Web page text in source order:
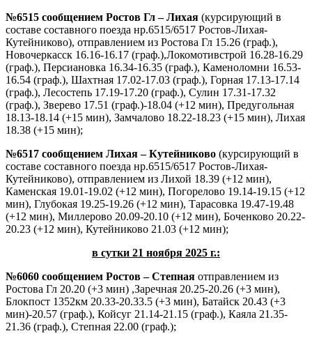
№6515 сообщением Ростов Гл – Лихая (курсирующий в
составе составного поезда нр.6515/6517 Ростов-Лихая-
Кутейниково), отправлением из Ростова Гл 15.26 (граф.),
Новочеркасск 16.16-16.17 (граф.),Локомотивстрой 16.28-16.29
(граф.), Персиановка 16.34-16.35 (граф.), Каменоломни 16.53-
16.54 (граф.), Шахтная 17.02-17.03 (граф.), Горная 17.13-17.14
(граф.), Лесостепь 17.19-17.20 (граф.), Сулин 17.31-17.32
(граф.), Зверево 17.51 (граф.)-18.04 (+12 мин), Предугольная
18.13-18.14 (+15 мин), Замчалово 18.22-18.23 (+15 мин), Лихая
18.38 (+15 мин);
№6517 сообщением Лихая – Кутейниково (курсирующий в
составе составного поезда нр.6515/6517 Ростов-Лихая-
Кутейниково), отправлением из Лихой 18.39 (+12 мин),
Каменская 19.01-19.02 (+12 мин), Погорелово 19.14-19.15 (+12
мин), Глубокая 19.25-19.26 (+12 мин), Тарасовка 19.47-19.48
(+12 мин), Миллерово 20.09-20.10 (+12 мин), Боченково 20.22-
20.23 (+12 мин), Кутейниково 21.03 (+12 мин);
в сутки 21 ноября 2025 г.:
№6060 сообщением Ростов – Степная отправлением из
Ростова Гл 20.20 (+3 мин) ,Заречная 20.25-20.26 (+3 мин),
Блокпост 1352км 20.33-20.33.5 (+3 мин), Батайск 20.43 (+3
мин)-20.57 (граф.), Койсуг 21.14-21.15 (граф.), Каяла 21.35-
21.36 (граф.), Степная 22.00 (граф.);